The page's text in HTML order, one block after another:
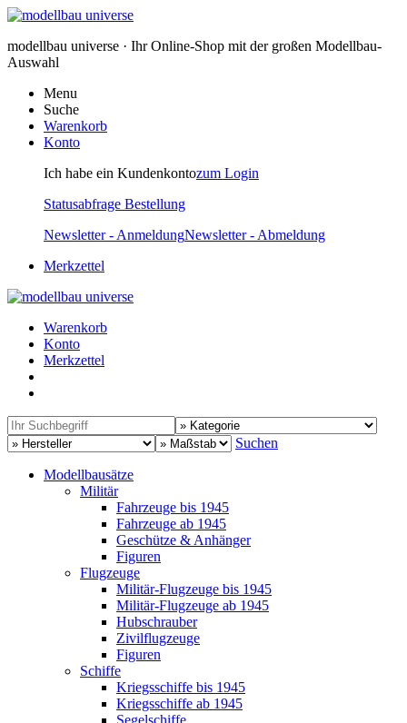
modellbau universe · Ihr Online-Shop mit der großen Modellbau-
Auswahl
Menu
Suche
Warenkorb
Konto
Ich habe ein Kundenkontozum Login
Statusabfrage Bestellung
Newsletter - AnmeldungNewsletter - Abmeldung
Merkzettel
Warenkorb
Konto
Merkzettel
Suchen
Modellbausätze
Militär
Fahrzeuge bis 1945
Fahrzeuge ab 1945
Geschütze & Anhänger
Figuren
Flugzeuge
Militär-Flugzeuge bis 1945
Militär-Flugzeuge ab 1945
Hubschrauber
Zivilflugzeuge
Figuren
Schiffe
Kriegsschiffe bis 1945
Kriegsschiffe ab 1945
Segelschiffe